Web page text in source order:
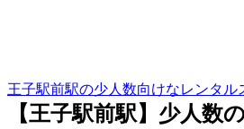
王子駅前駅の少人数向けなレンタル
【王子駅前駅】少人数